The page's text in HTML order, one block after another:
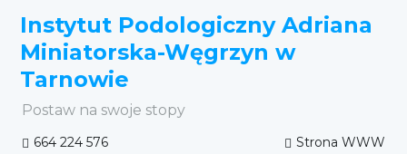
Instytut Podologiczny Adriana
Miniatorska-Węgrzyn w
Tarnowie
Postaw na swoje stopy
664 224 576 Strona WWW